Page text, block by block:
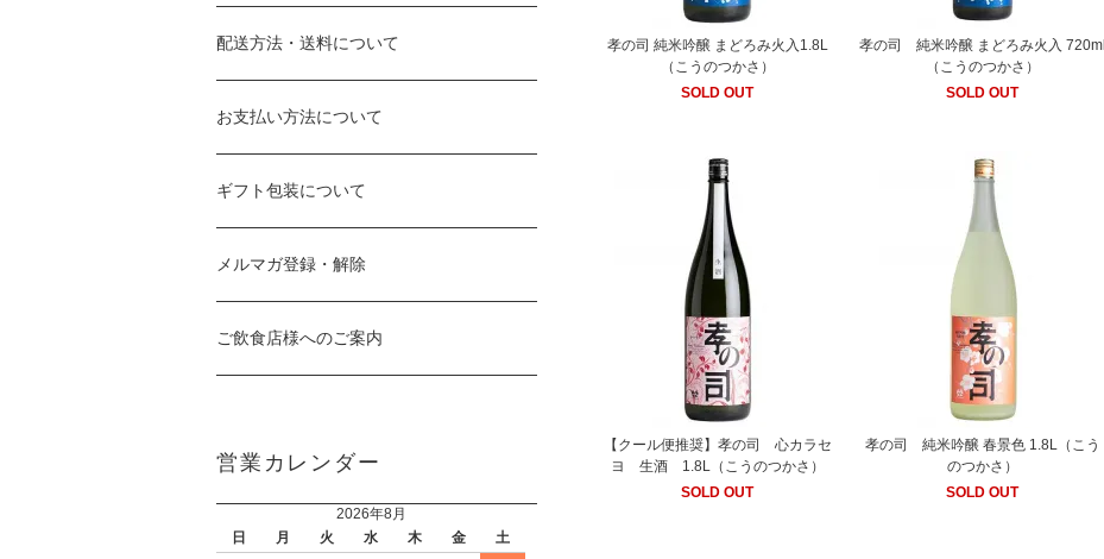
孝の司 純米吟醸 まどろみ火入1.8L
（こうのつかさ）
SOLD OUT
孝の司 純米吟醸 まどろみ火入 720ml
（こうのつかさ）
SOLD OUT
【クール便推奨】孝の司 心カラセ
ヨ 生酒 1.8L（こうのつかさ）
SOLD OUT
孝の司 純米吟醸 春景色 1.8L（こう
のつかさ）
SOLD OUT
配送方法・送料について
お支払い方法について
ギフト包装について
メルマガ登録・解除
ご飲食店様へのご案内
営業カレンダー
2026年8月
日
月 火 水 木 金
土